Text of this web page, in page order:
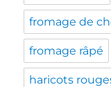
fromage de
fromage râpé
haricots